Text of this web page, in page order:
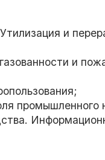
и
и
промышленного